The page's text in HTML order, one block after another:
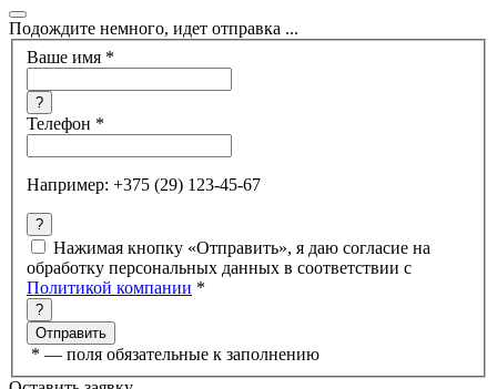
Подождите немного, идет отправка ...
Ваше имя *
?
Телефон *
Например: +375 (29) 123-45-67
?
Нажимая кнопку «Отправить», я даю согласие на
обработку персональных данных в соответствии с
Политикой компании *
?
* — поля обязательные к заполнению